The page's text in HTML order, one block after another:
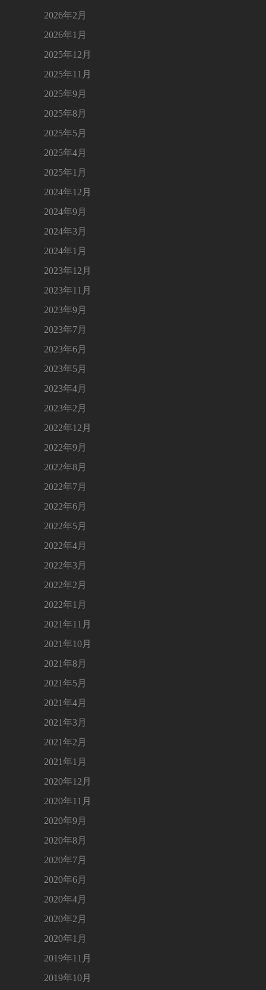
2026年2月
2026年1月
2025年12月
2025年11月
2025年9月
2025年8月
2025年5月
2025年4月
2025年1月
2024年12月
2024年9月
2024年3月
2024年1月
2023年12月
2023年11月
2023年9月
2023年7月
2023年6月
2023年5月
2023年4月
2023年2月
2022年12月
2022年9月
2022年8月
2022年7月
2022年6月
2022年5月
2022年4月
2022年3月
2022年2月
2022年1月
2021年11月
2021年10月
2021年8月
2021年5月
2021年4月
2021年3月
2021年2月
2021年1月
2020年12月
2020年11月
2020年9月
2020年8月
2020年7月
2020年6月
2020年4月
2020年2月
2020年1月
2019年11月
2019年10月